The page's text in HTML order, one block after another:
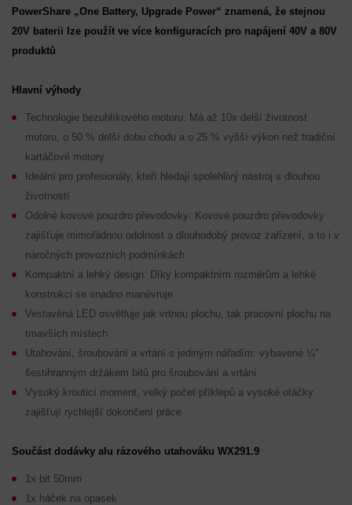
PowerShare „One Battery, Upgrade Power“ znamená, že stejnou
20V baterii lze použít ve více konfiguracích pro napájení 40V a 80V
produktů
Hlavní výhody
Technologie bezuhlíkového motoru. Má až 10x delší životnost
motoru, o 50 % delší dobu chodu a o 25 % vyšší výkon než tradiční
kartáčové motory.
Ideální pro profesionály, kteří hledají spolehlivý nástroj s dlouhou
životností
Odolné kovové pouzdro převodovky: Kovové pouzdro převodovky
zajišťuje mimořádnou odolnost a dlouhodobý provoz zařízení, a to i v
náročných provozních podmínkách
Kompaktní a lehký design: Díky kompaktním rozměrům a lehké
konstrukci se snadno manévruje
Vestavěná LED osvětluje jak vrtnou plochu, tak pracovní plochu na
tmavších místech
Utahování, šroubování a vrtání s jediným nářadím: vybavené ¼"
šestihranným držákem bitů pro šroubování a vrtání
Vysoký krouticí moment, velký počet příklepů a vysoké otáčky
zajišťují rychlejší dokončení práce
Součást dodávky alu rázového utahováku WX291.9
1x bit 50mm
1x háček na opasek